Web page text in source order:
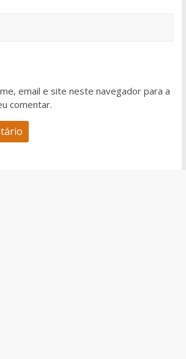
email e site neste navegador para a
comentar.